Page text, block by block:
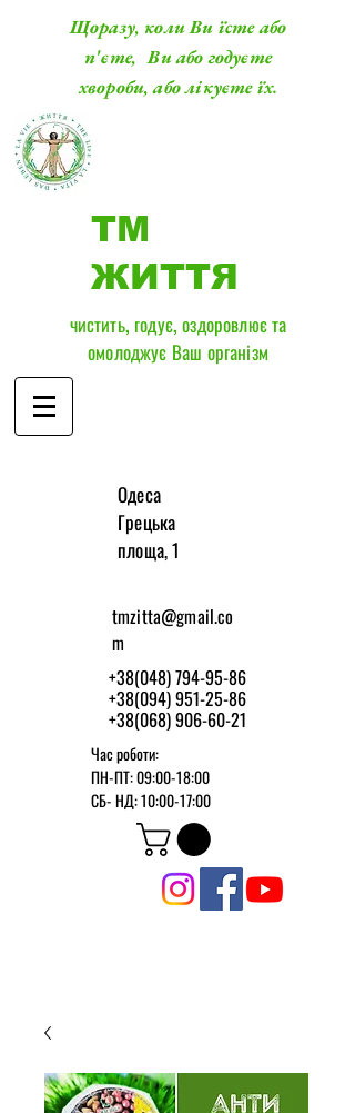
Щоразу, коли Ви їсте або
п'єте, Ви або годуєте
хвороби, або лікуєте їх.
ТМ
ЖИТТЯ
чистить, годує, оздоровлює та
омолоджує Ваш організм
​Одеса
Грецька
площа, 1
tmzitta@gmail.co
m
+38(048) 794-95-86
+38(094) 951-25-86
+38(068) 906-60-21
Час роботи:
ПН-ПТ: 09:00-18:00
СБ-НД: 10:00-17:00